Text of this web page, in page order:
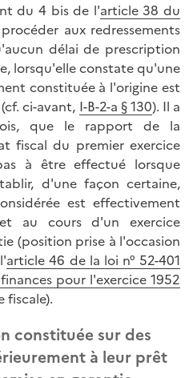
du 4 bis de l'article 38 du
aux redressements
délai de prescription
lorsqu'elle constate qu'une
constituée à l'origine est
ci-avant, I-B-2-a § 130). Il a
que le rapport de la
fiscal du premier exercice
à être effectué lorsque
d'une façon certaine,
est effectivement
au cours d'un exercice
(position prise à l'occasion
article 46 de la loi n° 52-401
pour l'exercice 1952
fiscale).
constituée sur des
à leur prêt